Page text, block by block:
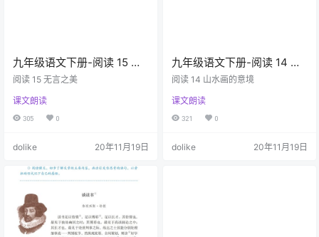
九年级语文下册-阅读 15 无
言之美(P81-P85)
阅读 15 无言之美
课文朗读
305 0
dolike 20年11月19日
九年级语文下册-阅读 14 山
水画的意境(P77-P80)
阅读 14 山水画的意境
课文朗读
321 0
dolike 20年11月19日